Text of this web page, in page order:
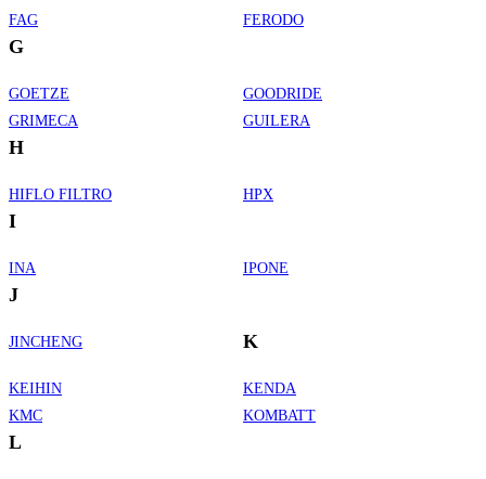
FAG FERODO
G
GOETZE
GOODRIDE
GRIMECA
GUILERA
H
HIFLO FILTRO HPX
I
INA IPONE
J
JINCHENG K
KEIHIN
KENDA
KMC
KOMBATT
L